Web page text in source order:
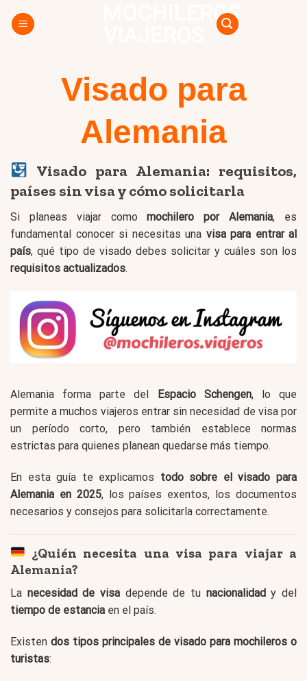
MOCHILEROS
Visado para
Alemania
Visado para Alemania: requisitos,
países sin visa y cómo solicitarla
Si planeas viajar comomochilero por Alemania, es
fundamental conocer si necesitas una visa para entrar al
país, qué tipo de visado debes solicitar y cuáles son los
requisitos actualizados.
Alemania forma parte del Espacio Schengen, lo que
permite a muchos viajeros entrar sin necesidad de visa por
un período corto, pero también establece normas
estrictas para quienes planean quedarse más tiempo.
En esta guía te explicamos todo sobre el visado para
Alemania en 2025, los países exentos, los documentos
necesarios y consejos para solicitarla correctamente.
¿Quién necesita una visa para viajar a
Alemania?
La necesidad de visa depende de tu nacionalidady del
tiempo de estancia en el país.
Existen dos tipos principales de visado para mochileros o
turistas: